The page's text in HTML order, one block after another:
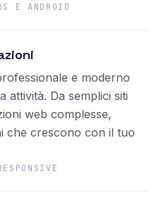
E ANDROID
e moderno
attività. Da semplici siti
web complesse,
che crescono con il tuo